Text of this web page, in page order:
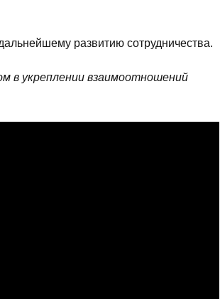
развитию сотрудничества.
в укреплении взаимоотношений